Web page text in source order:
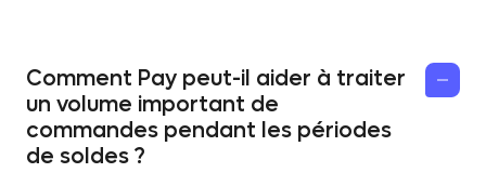
Comment Pay peut-il aider à traiter
un volume important de
commandes pendant les périodes
de soldes ?